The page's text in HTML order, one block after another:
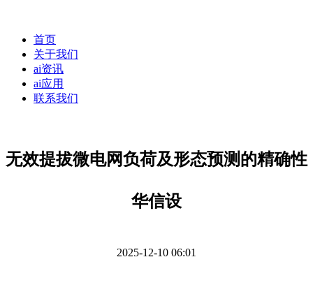
首页
关于我们
ai资讯
ai应用
联系我们
无效提拔微电网负荷及形态预测的精确性
华信设
2025-12-10 06:01